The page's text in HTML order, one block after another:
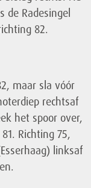
de Radesingel
82.
maar sla vóór
rechtsaf
het spoor over,
Richting 75,
linksaf